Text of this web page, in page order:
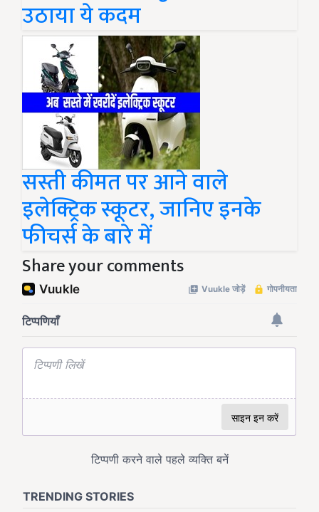
उठाया ये कदम
सस्ती कीमत पर आने वाले
इलेक्ट्रिक स्कूटर, जानिए इनके
फीचर्स के बारे में
Share your comments